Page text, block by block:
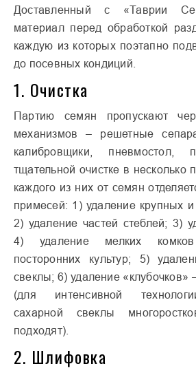
Доставленный с «Таврии
материал перед обработкой
каждую из которых поэтапно
до посевных кондиций.
1. Очистка
Партию семян пропускают
механизмов – решетные
калибровщики, пневмостол,
тщательной очистке в
каждого из них от семян
примесей: 1) удаление крупных
2) удаление частей стеблей; 3)
4) удаление мелких
посторонних культур; 5)
свеклы; 6) удаление «клубочков»
(для интенсивной
сахарной свеклы
подходят).
2. Шлифовка